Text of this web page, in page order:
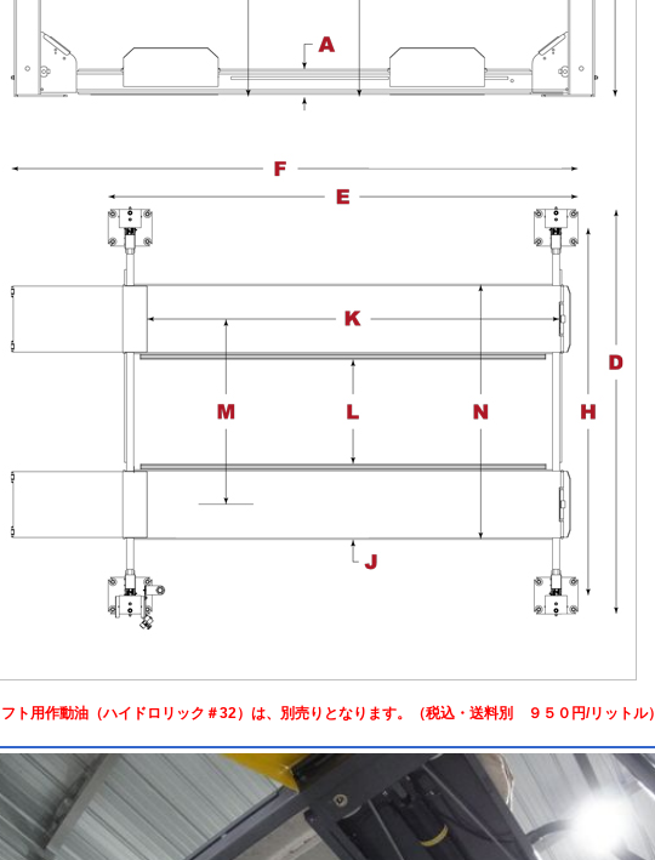
ト用作動油（ハイドロリック＃32）は、別売りとなります。（税込・送料別 ９５０円/リットル）